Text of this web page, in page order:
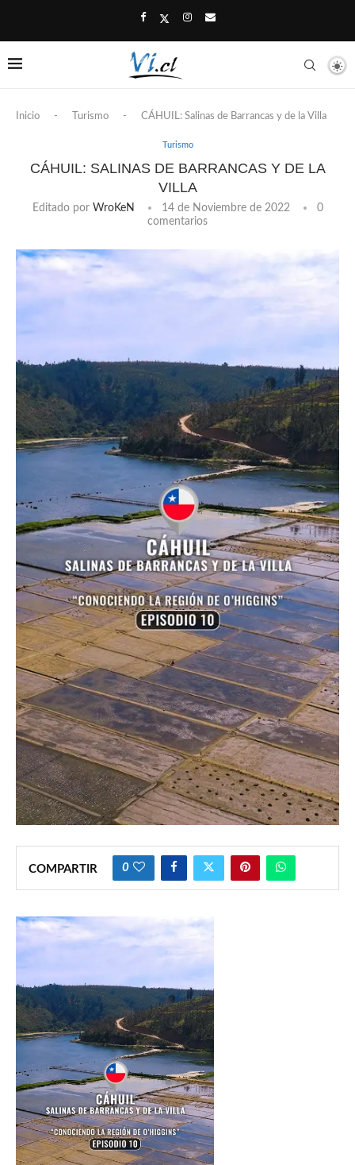
Inicio - Turismo - CÁHUIL: Salinas de Barrancas y de la Villa
Turismo
CÁHUIL: SALINAS DE BARRANCAS Y DE LA
VILLA
Editado por WroKeN 14 de Noviembre de 2022
0
comentarios
COMPARTIR 0